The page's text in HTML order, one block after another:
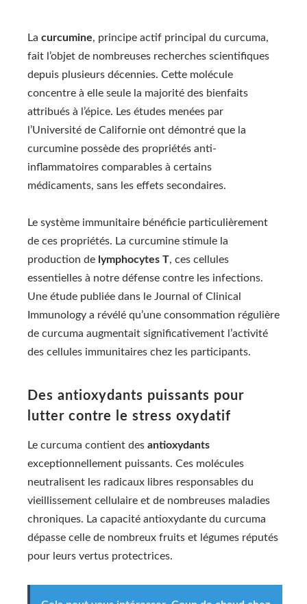
La curcumine, principe actif principal du curcuma,
fait l’objet de nombreuses recherches scientifiques
depuis plusieurs décennies. Cette molécule
concentre à elle seule la majorité des bienfaits
attribués à l’épice. Les études menées par
l’Université de Californie ont démontré que la
curcumine possède des propriétés anti-
inflammatoires comparables à certains
médicaments, sans les effets secondaires.
Le système immunitaire bénéficie particulièrement
de ces propriétés. La curcumine stimule la
production de lymphocytes T, ces cellules
essentielles à notre défense contre les infections.
Une étude publiée dans le Journal of Clinical
Immunology a révélé qu’une consommation régulière
de curcuma augmentait significativement l’activité
des cellules immunitaires chez les participants.
Des antioxydants puissants pour
lutter contre le stress oxydatif
Le curcuma contient des antioxydants
exceptionnellement puissants. Ces molécules
neutralisent les radicaux libres responsables du
vieillissement cellulaire et de nombreuses maladies
chroniques. La capacité antioxydante du curcuma
dépasse celle de nombreux fruits et légumes réputés
pour leurs vertus protectrices.